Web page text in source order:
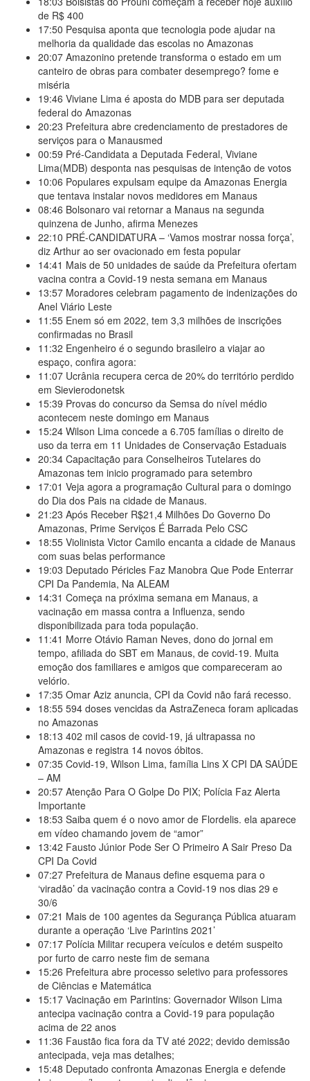
de R$ 400
17:50 Pesquisa aponta que tecnologia pode ajudar na
melhoria da qualidade das escolas no Amazonas
20:07 Amazonino pretende transforma o estado em um
canteiro de obras para combater desemprego? fome e
miséria
19:46 Viviane Lima é aposta do MDB para ser deputada
federal do Amazonas
20:23 Prefeitura abre credenciamento de prestadores de
serviços para o Manausmed
00:59 Pré-Candidata a Deputada Federal, Viviane
Lima(MDB) desponta nas pesquisas de intenção de votos
10:06 Populares expulsam equipe da Amazonas Energia
que tentava instalar novos medidores em Manaus
08:46 Bolsonaro vai retornar a Manaus na segunda
quinzena de Junho, afirma Menezes
22:10 PRÉ-CANDIDATURA – ‘Vamos mostrar nossa força’,
diz Arthur ao ser ovacionado em festa popular
14:41 Mais de 50 unidades de saúde da Prefeitura ofertam
vacina contra a Covid-19 nesta semana em Manaus
13:57 Moradores celebram pagamento de indenizações do
Anel Viário Leste
11:55 Enem só em 2022, tem 3,3 milhões de inscrições
confirmadas no Brasil
11:32 Engenheiro é o segundo brasileiro a viajar ao
espaço, confira agora:
11:07 Ucrânia recupera cerca de 20% do território perdido
em Sievierodonetsk
15:39 Provas do concurso da Semsa do nível médio
acontecem neste domingo em Manaus
15:24 Wilson Lima concede a 6.705 famílias o direito de
uso da terra em 11 Unidades de Conservação Estaduais
20:34 Capacitação para Conselheiros Tutelares do
Amazonas tem inicio programado para setembro
17:01 Veja agora a programação Cultural para o domingo
do Dia dos Pais na cidade de Manaus.
21:23 Após Receber R$21,4 Milhões Do Governo Do
Amazonas, Prime Serviços É Barrada Pelo CSC
18:55 Violinista Victor Camilo encanta a cidade de Manaus
com suas belas performance
19:03 Deputado Péricles Faz Manobra Que Pode Enterrar
CPI Da Pandemia, Na ALEAM
14:31 Começa na próxima semana em Manaus, a
vacinação em massa contra a Influenza, sendo
disponibilizada para toda população.
11:41 Morre Otávio Raman Neves, dono do jornal em
tempo, afiliada do SBT em Manaus, de covid-19. Muita
emoção dos familiares e amigos que compareceram ao
velório.
17:35 Omar Aziz anuncia, CPI da Covid não fará recesso.
18:55 594 doses vencidas da AstraZeneca foram aplicadas
no Amazonas
18:13 402 mil casos de covid-19, já ultrapassa no
Amazonas e registra 14 novos óbitos.
07:35 Covid-19, Wilson Lima, família Lins X CPI DA SAÚDE
– AM
20:57 Atenção Para O Golpe Do PIX; Polícia Faz Alerta
Importante
18:53 Saiba quem é o novo amor de Flordelis. ela aparece
em vídeo chamando jovem de “amor”
13:42 Fausto Júnior Pode Ser O Primeiro A Sair Preso Da
CPI Da Covid
07:27 Prefeitura de Manaus define esquema para o
‘viradão’ da vacinação contra a Covid-19 nos dias 29 e
30/6
07:21 Mais de 100 agentes da Segurança Pública atuaram
durante a operação ‘Live Parintins 2021’
07:17 Polícia Militar recupera veículos e detém suspeito
por furto de carro neste fim de semana
15:26 Prefeitura abre processo seletivo para professores
de Ciências e Matemática
15:17 Vacinação em Parintins: Governador Wilson Lima
antecipa vacinação contra a Covid-19 para população
acima de 22 anos
11:36 Faustão fica fora da TV até 2022; devido demissão
antecipada, veja mas detalhes;
15:48 Deputado confronta Amazonas Energia e defende